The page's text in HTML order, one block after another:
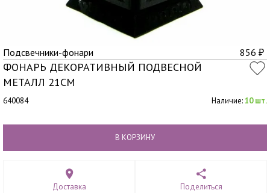
Подсвечники-фонари 856 ₽
ФОНАРЬ ДЕКОРАТИВНЫЙ ПОДВЕСНОЙ
МЕТАЛЛ 21СМ
640084 Наличие:10 шт.
В КОРЗИНУ
Доставка Поделиться